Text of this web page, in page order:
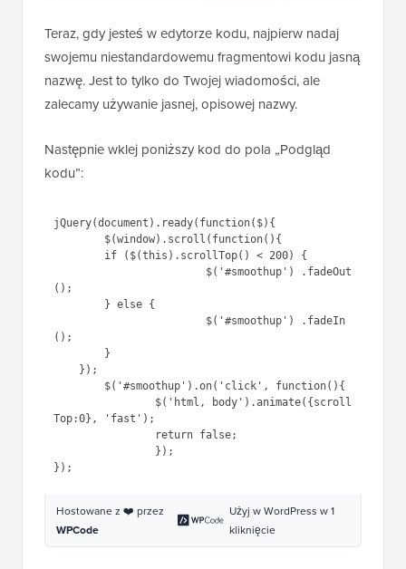
Teraz, gdy jesteś w edytorze kodu, najpierw nadaj
swojemu niestandardowemu fragmentowi kodu jasną
nazwę. Jest to tylko do Twojej wiadomości, ale
zalecamy używanie jasnej, opisowej nazwy.
Następnie wklej poniższy kod do pola „Podgląd
kodu”:
jQuery(document).ready(function($){
();
();
Top:0}, 'fast');
Hostowane z ❤️ przez
WPCode
Użyj w WordPress w 1
kliknięcie